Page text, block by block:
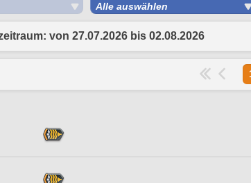
Alle auswählen
von 27.07.2026 bis 02.08.2026